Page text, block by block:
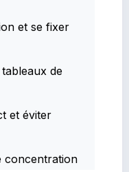
et se fixer
de
et éviter
concentration